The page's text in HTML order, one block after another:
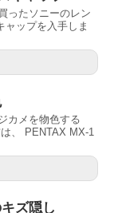
ったソニーのレン
ャップを入手しま
カメを物色する
、 PENTAX MX-1
ズ隠し